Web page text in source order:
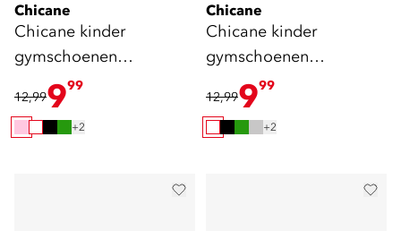
Chicane
Chicane kinder
gymschoenen
klittenband roze
12,99999
+2
Chicane
Chicane kinder
gymschoenen
klittenband wit
12,99999
+2